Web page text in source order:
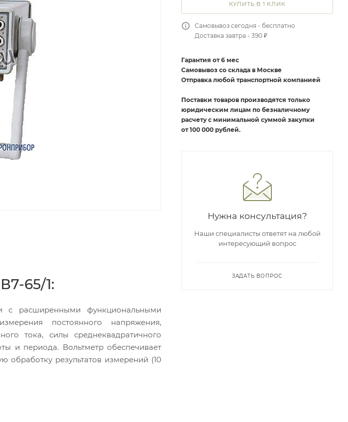
65/1:
с расширенными функциональными
постоянного напряжения,
тока, силы среднеквадратичного
и периода. Вольтметр обеспечивает
обработку результатов измерений (10
КУПИТЬ В 1 КЛИК
Самовывоз сегодня - бесплатно
Доставка завтра - 390 ₽
Гарантия от 6 мес
Самовывоз со склада в Москве
Отправка любой транспортной компанией
Поставки товаров производятся только
юридическим лицам по безналичному
расчету с минимальной суммой закупки
от 100 000 рублей.
Нужна консультация?
Наши специалисты ответят на любой
интересующий вопрос
ЗАДАТЬ ВОПРОС